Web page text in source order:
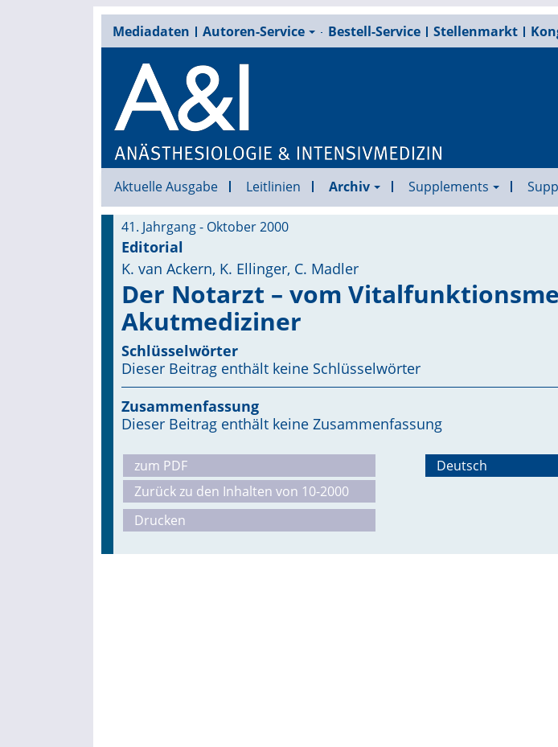
Mediadaten Autoren-Service Bestell-Service Stellenmarkt
Aktuelle Ausgabe Leitlinien Archiv Supplements
41. Jahrgang - Oktober 2000
Editorial
K. van Ackern, K. Ellinger, C. Madler
Der Notarzt – vom
Akutmediziner
Schlüsselwörter
Dieser Beitrag enthält keine Schlüsselwörter
Zusammenfassung
Dieser Beitrag enthält keine Zusammenfassung
zum PDF
Zurück zu den Inhalten von 10-2000
Drucken
Deutsch